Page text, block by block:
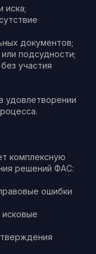
иска;
документов;
подсудности;
участия
удовлетворении
комплексную
решений ФАС:
ошибки